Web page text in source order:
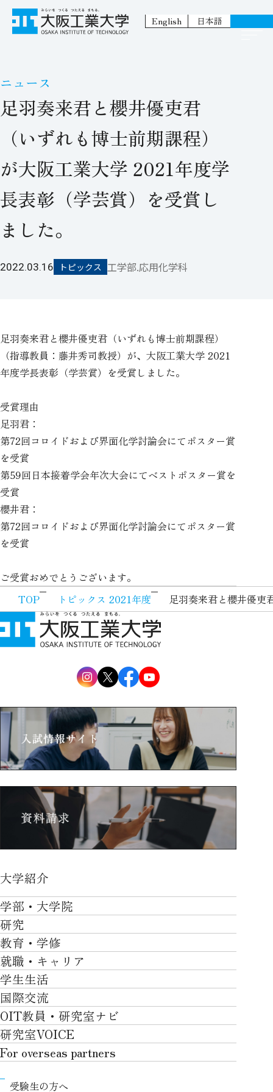
English 日本語
ニュース
足羽奏来君と櫻井優吏君
（いずれも博士前期課程）
が大阪工業大学 2021年度学
長表彰（学芸賞）を受賞し
ました。
2022.03.16 トピックス 工学部.応用化学科
足羽奏来君と櫻井優吏君（いずれも博士前期課程）
（指導教員：藤井秀司教授）が、大阪工業大学 2021
年度学長表彰（学芸賞）を受賞しました。
受賞理由
足羽君：
第72回コロイドおよび界面化学討論会にてポスター賞
を受賞
第59回日本接着学会年次大会にてベストポスター賞を
受賞
櫻井君：
第72回コロイドおよび界面化学討論会にてポスター賞
を受賞
ご受賞おめでとうございます。
TOP
トピックス 2021年度 足羽奏来君と櫻井優吏
大学紹介
大学紹介TOP
OVER THE LIMIT
大学について
施設一覧
社会・地域・高大連携
川上村での取り組み
アクセス
ポリシー/コンプライアンス
卒業生VOICE
学部・大学院
学部・大学院TOP
工学部
ロボティクス＆デザイン工学部
情報科学部
知的財産学部
工学研究科
ロボティクス＆デザイン工学研究科
研究
研究TOP
研究について
産官学連携
教育・学修
教育・学修TOP
卒業時質保証を担う独自の教育システム
自律学修
学習支援
リカレント教育プログラム
高大接続
教職課程
就職・キャリア
就職・キャリアTOP
就職サポート
キャリア形成
インターンシップ
学生生活
学生生活TOP
キャンパスライフ
課外活動
学費
奨学金
国際交流
国際交流TOP
グローバルな人材育成
国際交流プログラムについて
国際交流プログラムのサポート体制等
OIT教員・研究室ナビ
研究室VOICE
For overseas partners
受験生の方へ